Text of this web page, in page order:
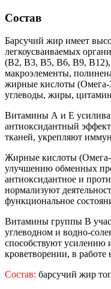
Состав
Барсучий жир имеет
легкоусваиваемых
(В2, В3, В5, В6, В9, В12),
макроэлементы,
жирные кислоты (Омега-
углеводы, жиры,
Витамины А и Е
антиоксидантный
тканей, укрепляют
Жирные кислоты (Омега-
улучшению обменных
антиоксидантное и
нормализуют
функциональное
Витамины группы В
углеводном и водно-
способствуют усилению
кроветворении, в
Состав: барсучий жир